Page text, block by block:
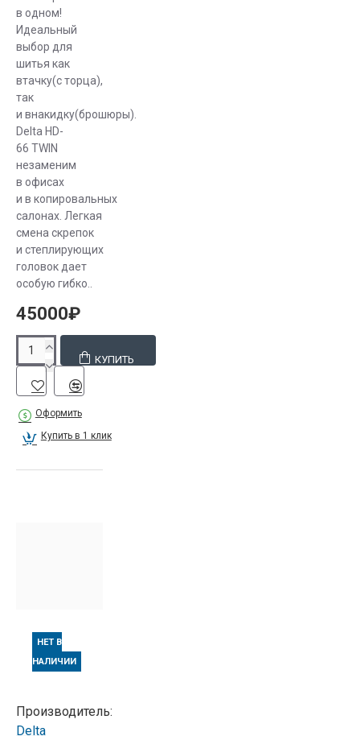
в одном!
Идеальный
выбор для
шитья как
втачку(с торца),
так
и внакидку(брошюры).
Delta HD-
66 TWIN
незаменим
в офисах
и в копировальных
салонах. Легкая
смена скрепок
и степлирующих
головок дает
особую гибко..
45000₽
КУПИТЬ
Оформить
Купить в 1 клик
НЕТ В
НАЛИЧИИ
Производитель:
Delta